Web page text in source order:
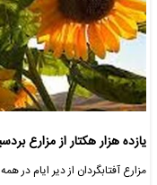
یازده هزار هکتار از مزارع
مزارع آفتابگردان از دیر ایام در